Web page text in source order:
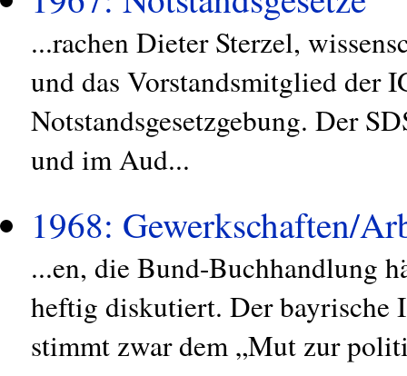
...rachen Dieter Sterzel,
und das Vorstandsmitglied der
Notstandsgesetzgebung. Der
und im Aud...
1968: Gewerkschaften/
...en, die Bund-Buchhandlung
heftig diskutiert. Der bayrische
stimmt zwar dem „Mut zur